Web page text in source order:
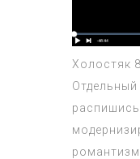
Холостяк
Отдельный
романтизм